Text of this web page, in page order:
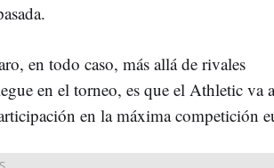
en todo caso, más allá de rivales
en el torneo, es que el Athletic va
en la máxima competición